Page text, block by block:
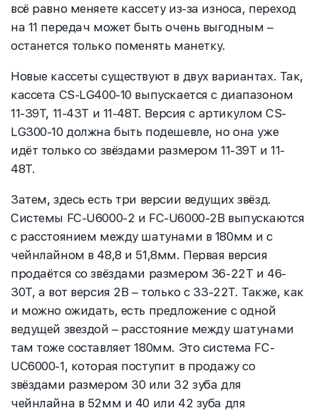
всё равно меняете кассету из-за износа, переход
на 11 передач может быть очень выгодным –
останется только поменять манетку.
Новые кассеты существуют в двух вариантах. Так,
кассета CS-LG400-10 выпускается с диапазоном
11-39T, 11-43T и 11-48T. Версия с артикулом CS-
LG300-10 должна быть подешевле, но она уже
идёт только со звёздами размером 11-39T и 11-
48T.
Затем, здесь есть три версии ведущих звёзд.
Системы FC-U6000-2 и FC-U6000-2B выпускаются
с расстоянием между шатунами в 180мм и с
чейнлайном в 48,8 и 51,8мм. Первая версия
продаётся со звёздами размером 36-22T и 46-
30T, а вот версия 2B – только с 33-22T. Также, как
и можно ожидать, есть предложение с одной
ведущей звездой – расстояние между шатунами
там тоже составляет 180мм. Это система FC-
UC6000-1, которая поступит в продажу со
звёздами размером 30 или 32 зуба для
чейнлайна в 52мм и 40 или 42 зуба для